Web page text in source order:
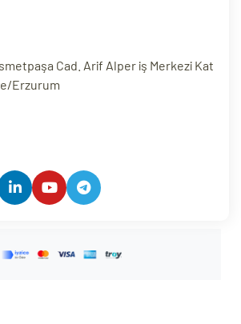
Cad. Arif Alper iş Merkezi Kat
Erzurum